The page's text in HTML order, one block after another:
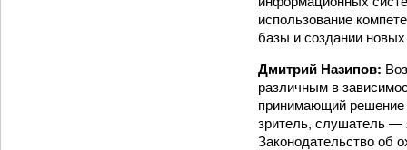
использование
базы и создании новых
Дмитрий Назипов:
различным в
принимающий решение
зритель, слушатель —
Законодательство об